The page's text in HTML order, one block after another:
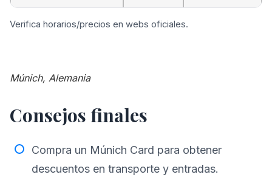
Verifica horarios/precios en webs oficiales.
Múnich, Alemania
Consejos finales
Compra un Múnich Card para obtener
descuentos en transporte y entradas.